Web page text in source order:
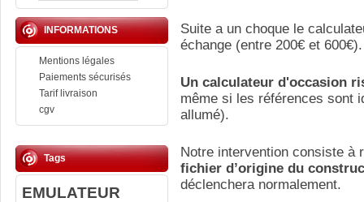
INFORMATIONS
Mentions légales
Paiements sécurisés
Tarif livraison
cgv
Tags
EMULATEUR
Suite a un choque le
échange (entre 200€ et 600€).
Un calculateur d'occasion
même si les références sont
allumé).
Notre intervention consiste à r
fichier d’origine du
déclenchera normalement.